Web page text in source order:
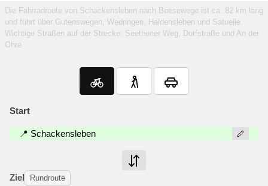
Die Fahrradroute von Schackensleben nach Beesewege ist ca. 82 km lang
und führt über Gutenswegen, Wedringen, Haldensleben und Satuelle.
Wichtige Straßen auf der Strecke: Seethener Weg, Dorfstraße und An der
Ohre.
Start
📍 Schackensleben
Ziel Rundroute